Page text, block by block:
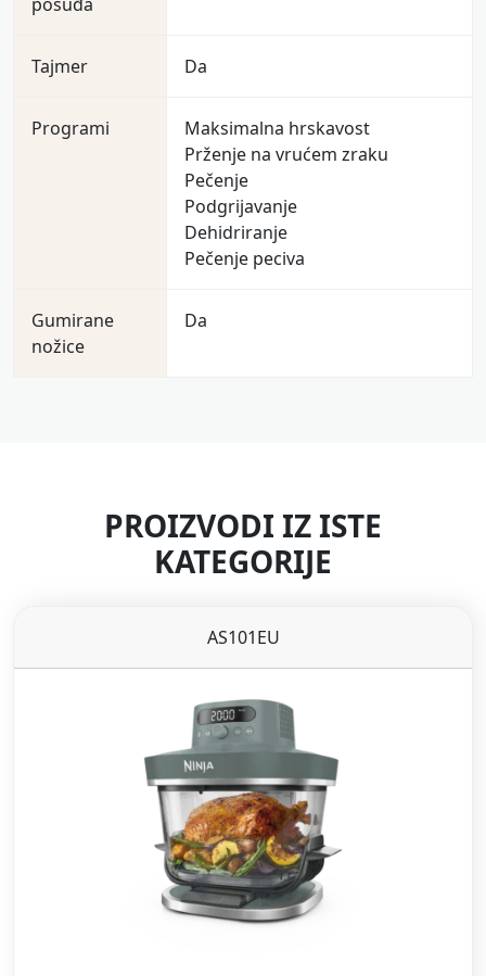
Tajmer Da
Programi
Maksimalna hrskavost
Prženje na vrućem zraku
Pečenje
Podgrijavanje
Dehidriranje
Pečenje peciva
Gumirane
nožice
Da
PROIZVODI IZ ISTE
KATEGORIJE
AS101EU